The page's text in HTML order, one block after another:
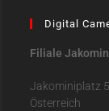
Digital
Filiale
Jakominiplatz
Österreich